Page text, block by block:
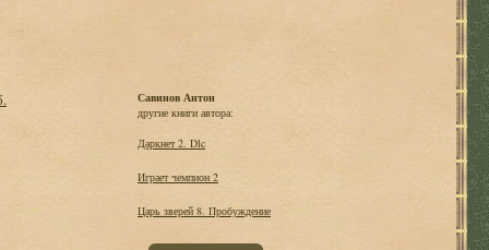
Савинов Антон
другие книги автора:
Даркнет 2. Dlc
Играет чемпион 2
Царь зверей 8. Пробуждение